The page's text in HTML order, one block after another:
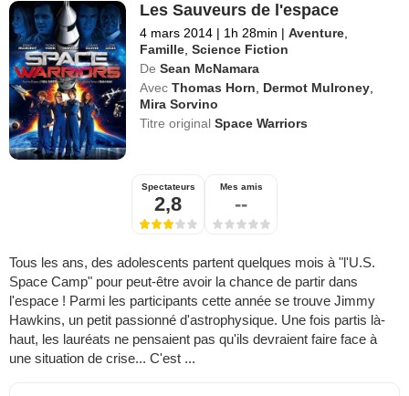
Les Sauveurs de l'espace
4 mars 2014 | 1h 28min | Aventure
Famille ,Science Fiction
De Sean McNamara
Avec Thomas Horn Dermot Mulroney
Mira Sorvino
Titre originalSpace Warriors
Spectateurs
2,8
Mes amis
--
Tous les ans, des adolescents partent quelques mois à "l'U.S.
Space Camp" pour peut-être avoir la chance de partir dans
l'espace ! Parmi les participants cette année se trouve Jimmy
Hawkins, un petit passionné d'astrophysique. Une fois partis là-
haut, les lauréats ne pensaient pas qu'ils devraient faire face à
une situation de crise... C'est ...